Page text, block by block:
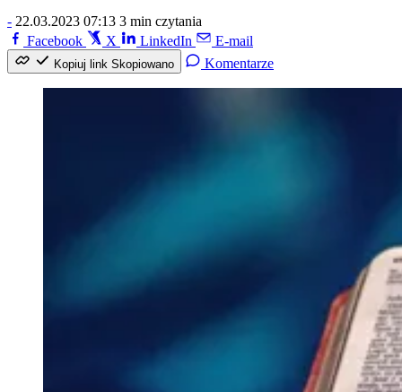
- 22.03.2023 07:13 3 min czytania
Facebook
X LinkedIn E-mail
Kopiuj link Skopiowano Komentarze